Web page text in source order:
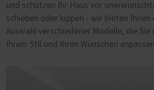
und schützen Ihr Haus vor
schieben oder kippen - wir bieten Ihnen
Auswahl verschiedener Modelle, die Sie
Ihrem Stil und Ihren Wünschen